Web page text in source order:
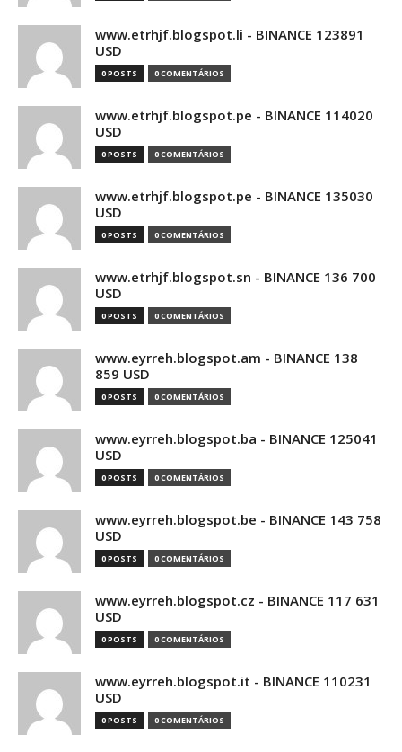
www.etrhjf.blogspot.li - BINANCE 123891
USD
0 POSTS 0 COMENTÁRIOS
www.etrhjf.blogspot.pe - BINANCE 114020
USD
0 POSTS 0 COMENTÁRIOS
www.etrhjf.blogspot.pe - BINANCE 135030
USD
0 POSTS 0 COMENTÁRIOS
www.etrhjf.blogspot.sn - BINANCE 136 700
USD
0 POSTS 0 COMENTÁRIOS
www.eyrreh.blogspot.am - BINANCE 138
859 USD
0 POSTS 0 COMENTÁRIOS
www.eyrreh.blogspot.ba - BINANCE 125041
USD
0 POSTS 0 COMENTÁRIOS
www.eyrreh.blogspot.be - BINANCE 143 758
USD
0 POSTS 0 COMENTÁRIOS
www.eyrreh.blogspot.cz - BINANCE 117 631
USD
0 POSTS 0 COMENTÁRIOS
www.eyrreh.blogspot.it - BINANCE 110231
USD
0 POSTS 0 COMENTÁRIOS